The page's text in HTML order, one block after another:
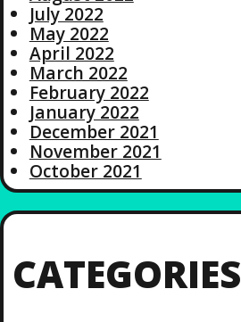
July 2022
May 2022
April 2022
March 2022
February 2022
January 2022
December 2021
November 2021
October 2021
CATEGORIES